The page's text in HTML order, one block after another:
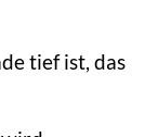
tief ist, das